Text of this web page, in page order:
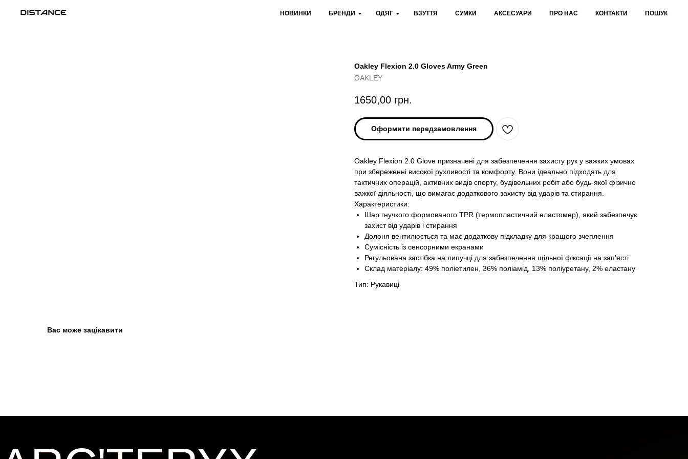
НОВИНКИ БРЕНДИ ОДЯГ ВЗУТТЯ СУМКИ АКСЕСУАРИ ПРО НАС КОНТАКТИ ПОШУК
Oakley Flexion 2.0 Gloves Army Green
OAKLEY
1650,00 грн.
Оформити передзамовлення
Oakley Flexion 2.0 Glove призначені для забезпечення захисту рук у важких умовах
при збереженні високої рухливості та комфорту. Вони ідеально підходять для
тактичних операцій, активних видів спорту, будівельних робіт або будь-якої фізично
важкої діяльності, що вимагає додаткового захисту від ударів та стирання.
Характеристики:
Шар гнучкого формованого TPR (термопластичний еластомер), який забезпечує
захист від ударів і стирання
Долоня вентилюється та має додаткову підкладку для кращого зчеплення
Сумісність із сенсорними екранами
Регульована застібка на липучці для забезпечення щільної фіксації на зап'ясті
Склад матеріалу: 49% поліетилен, 36% поліамід, 13% поліуретану, 2% еластану
Тип: Рукавиці
Вас може зацікавити
ARC'TERYX
ARC'TERYX